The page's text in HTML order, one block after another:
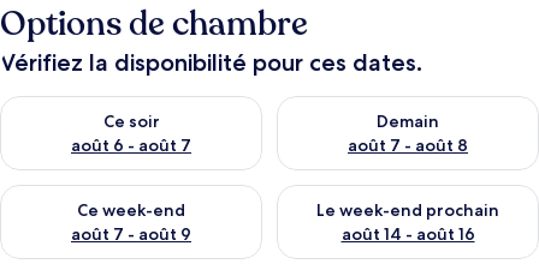
Options de chambre
Vérifiez la disponibilité pour ces dates.
Ce soir
août 6 - août 7
Vérifier la disponibilité pour ce soir août 6 - août 7
Demain
août 7 - août 8
Vérifier la disponibilité pour
Ce week-end
août 7 - août 9
Vérifier la disponibilité pour ce week-end août 7 - août 9
Le week-end prochain
août 14 - août 16
Vérifier la disponibilité pour